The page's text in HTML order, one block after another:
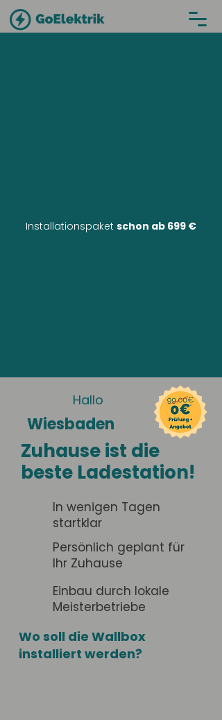
Installationspaket schon ab 699 €
Hallo
Wiesbaden
Zuhause ist die
beste Ladestation!
In wenigen Tagen
startklar
Persönlich geplant für
Ihr Zuhause
Einbau durch lokale
Meisterbetriebe
Wo soll die Wallbox
installiert werden?